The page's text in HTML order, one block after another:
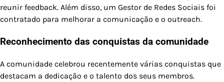
reunir feedback. Além disso, um Gestor de Redes Sociais foi
contratado para melhorar a comunicação e o outreach.
Reconhecimento das conquistas da comunidade
A comunidade celebrou recentemente várias conquistas que
destacam a dedicação e o talento dos seus membros.